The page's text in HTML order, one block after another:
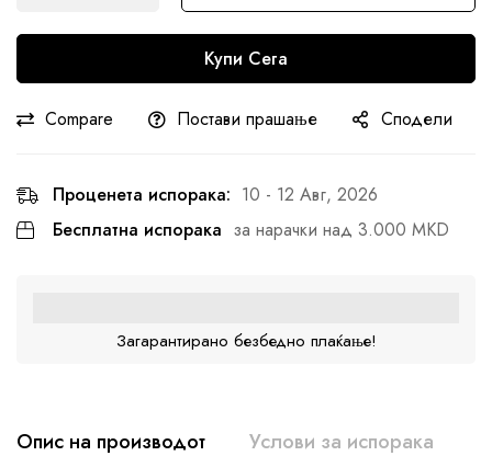
Купи Сега
Compare Постави прашање Сподели
Проценета испорака: 10 - 12 Авг, 2026
Бесплатна испорака за нарачки над 3.000 MKD
Загарантирано безбедно плаќање!
Опис на производот Услови за испорака